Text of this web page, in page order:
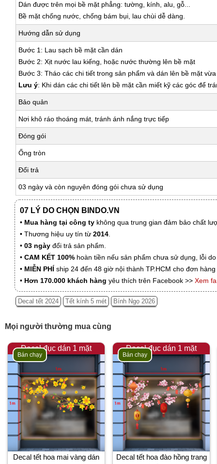
Dán được trên mọi bề mặt phẳng: tường, kính, alu, gỗ...
Bề mặt chống nước, chống bám bụi, lau chùi dễ dàng.
Hướng dẫn sử dụng
Bước 1: Lau sạch bề mặt cần dán
Bước 2: Xịt nước lau kiếng, hoặc nước thường lên bề mặt
Bước 3: Tháo các chi tiết trong sản phẩm và dán lên bề mặt
Lưu ý: Khi dán các chi tiết lên bề mặt cần miết kỹ các góc để
Bảo quản
Nơi khô ráo thoáng mát, tránh ánh nắng trực tiếp
Đóng gói
Ống tròn
Đổi trả
03 ngày và còn nguyên đóng gói chưa sử dụng
07 LÝ DO CHỌN BINDO.VN
• Mua hàng tại công ty không qua trung gian đảm bảo chất
• Thương hiệu uy tín từ 2014.
• 03 ngày đổi trả sản phẩm.
• CAM KẾT 100% hoàn tiền nếu sản phẩm chưa sử dụng, lỗi
• MIỄN PHÍ ship 24 đến 48 giờ nội thành TP.HCM cho đơn
• Hơn 170.000 khách hàng yêu thích trên Facebook >> Xem
Decal tết 2024 Tết kính 5 mét Bính Ngọ 2026
Mọi người thường mua cùng
Decal đục dán 1 mặt
Bán chạy
Decal tết hoa mai vàng dán
Decal đục dán 1 mặt
Bán chạy
Decal tết hoa đào hồng trang